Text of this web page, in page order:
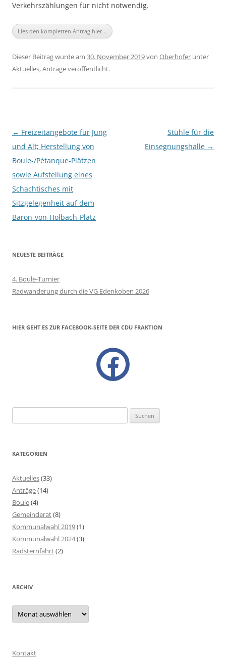
Verkehrszählungen für nicht notwendig.
Lies den kompletten Antrag hier…
Dieser Beitrag wurde am 30. November 2019von Oberhofer unter
Aktuelles,Anträgeveröffentlicht.
Beitragsnavigation
← Freizeitangebote für Jung
und Alt; Herstellung von
Boule-/Pétanque-Plätzen
sowie Aufstellung eines
Schachtisches mit
Sitzgelegenheit auf dem
Baron-von-Holbach-Platz
Stühle für die
Einsegnungshalle →
NEUESTE BEITRÄGE
4. Boule-Turnier
Radwanderung durch die VG Edenkoben 2026
HIER GEHT ES ZUR FACEBOOK-SEITE DER CDU FRAKTION
facebook
nach:
KATEGORIEN
Aktuelles(33)
Anträge(14)
Boule(4)
Gemeinderat(8)
Kommunalwahl 2019(1)
Kommunalwahl 2024(3)
Radsternfahrt(2)
ARCHIV
Archiv
Kontakt